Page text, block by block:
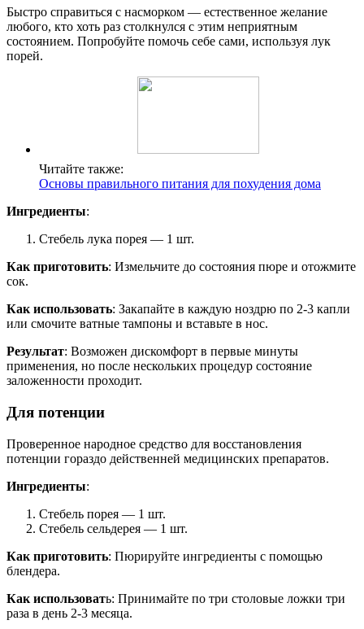
Быстро справиться с насморком — естественное желание
любого, кто хоть раз столкнулся с этим неприятным
состоянием. Попробуйте помочь себе сами, используя лук
порей.
Читайте также:
Основы правильного питания для похудения дома
Ингредиенты:
Стебель лука порея — 1 шт.
Как приготовить: Измельчите до состояния пюре и отожмите
сок.
Как использовать: Закапайте в каждую ноздрю по 2-3 капли
или смочите ватные тампоны и вставьте в нос.
Результат: Возможен дискомфорт в первые минуты
применения, но после нескольких процедур состояние
заложенности проходит.
Для потенции
Проверенное народное средство для восстановления
потенции гораздо действенней медицинских препаратов.
Ингредиенты:
Стебель порея — 1 шт.
Стебель сельдерея — 1 шт.
Как приготовить: Пюрируйте ингредиенты с помощью
блендера.
Как использовать: Принимайте по три столовые ложки три
раза в день 2-3 месяца.